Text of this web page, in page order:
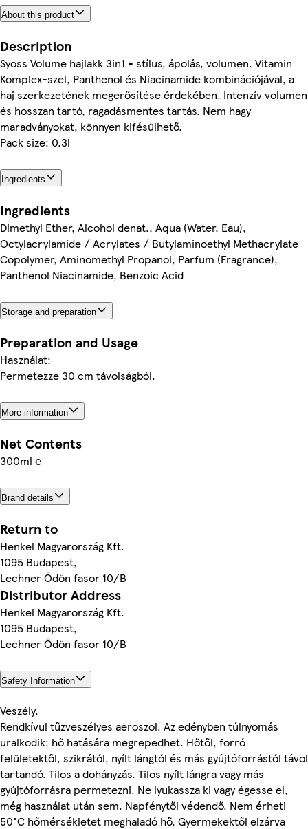
About this product
Description
Syoss Volume hajlakk 3in1 - stílus, ápolás, volumen. Vitamin
Komplex-szel, Panthenol és Niacinamide kombinációjával, a
haj szerkezetének megerősítése érdekében. Intenzív volumen
és hosszan tartó, ragadásmentes tartás. Nem hagy
maradványokat, könnyen kifésülhető.
Pack size: 0.3l
Ingredients
Ingredients
Dimethyl Ether, Alcohol denat., Aqua (Water, Eau),
Octylacrylamide / Acrylates / Butylaminoethyl Methacrylate
Copolymer, Aminomethyl Propanol, Parfum (Fragrance),
Panthenol Niacinamide, Benzoic Acid
Storage and preparation
Preparation and Usage
Használat:
Permetezze 30 cm távolságból.
More information
Net Contents
300ml ℮
Brand details
Return to
Henkel Magyarország Kft.
1095 Budapest,
Lechner Ödön fasor 10/B
Distributor Address
Henkel Magyarország Kft.
1095 Budapest,
Lechner Ödön fasor 10/B
Safety Information
Veszély.
Rendkívül tűzveszélyes aeroszol. Az edényben túlnyomás
uralkodik: hő hatására megrepedhet. Hőtől, forró
felületektől, szikrától, nyílt lángtól és más gyújtóforrástól távol
tartandó. Tilos a dohányzás. Tilos nyílt lángra vagy más
gyújtóforrásra permetezni. Ne lyukassza ki vagy égesse el,
még használat után sem. Napfénytől védendő. Nem érheti
50°C hőmérsékletet meghaladó hő. Gyermekektől elzárva